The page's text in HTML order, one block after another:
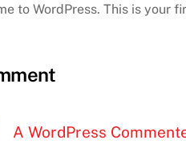
to WordPress. This is your
A WordPress